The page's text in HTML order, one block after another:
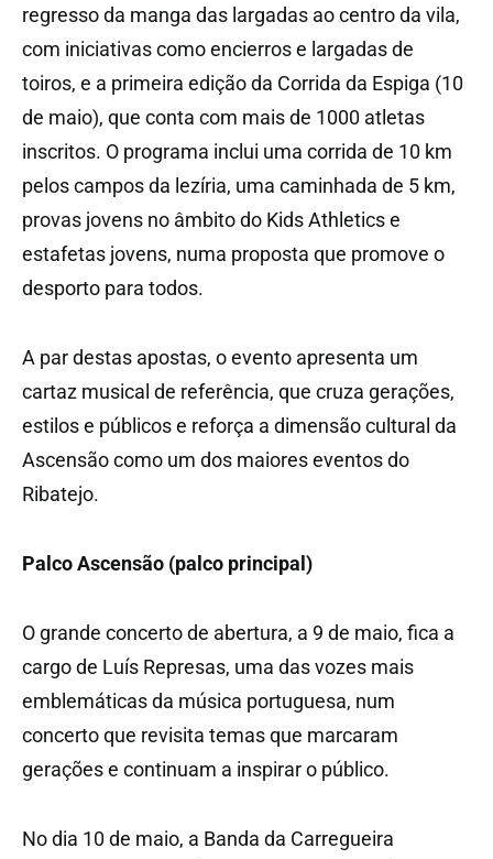
regresso da manga das largadas ao centro da vila,
com iniciativas como encierros e largadas de
toiros, e a primeira edição da Corrida da Espiga (10
de maio), que conta com mais de 1000 atletas
inscritos. O programa inclui uma corrida de 10 km
pelos campos da lezíria, uma caminhada de 5 km,
provas jovens no âmbito do Kids Athletics e
estafetas jovens, numa proposta que promove o
desporto para todos.
A par destas apostas, o evento apresenta um
cartaz musical de referência, que cruza gerações,
estilos e públicos e reforça a dimensão cultural da
Ascensão como um dos maiores eventos do
Ribatejo.
Palco Ascensão (palco principal)
O grande concerto de abertura, a 9 de maio, fica a
cargo de Luís Represas, uma das vozes mais
emblemáticas da música portuguesa, num
concerto que revisita temas que marcaram
gerações e continuam a inspirar o público.
No dia 10 de maio, a Banda da Carregueira